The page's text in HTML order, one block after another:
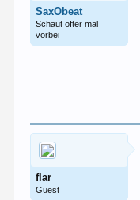
SaxObeat
Schaut öfter mal
vorbei
flar
Guest